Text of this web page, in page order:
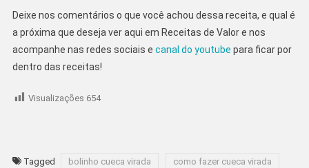
Deixe nos comentários o que você achou dessa receita, e qual é
a próxima que deseja ver aqui em Receitas de Valor e nos
acompanhe nas redes sociais e canal do youtube para ficar por
dentro das receitas!
Visualizações 654
Tagged bolinho cueca virada
como fazer cueca virada